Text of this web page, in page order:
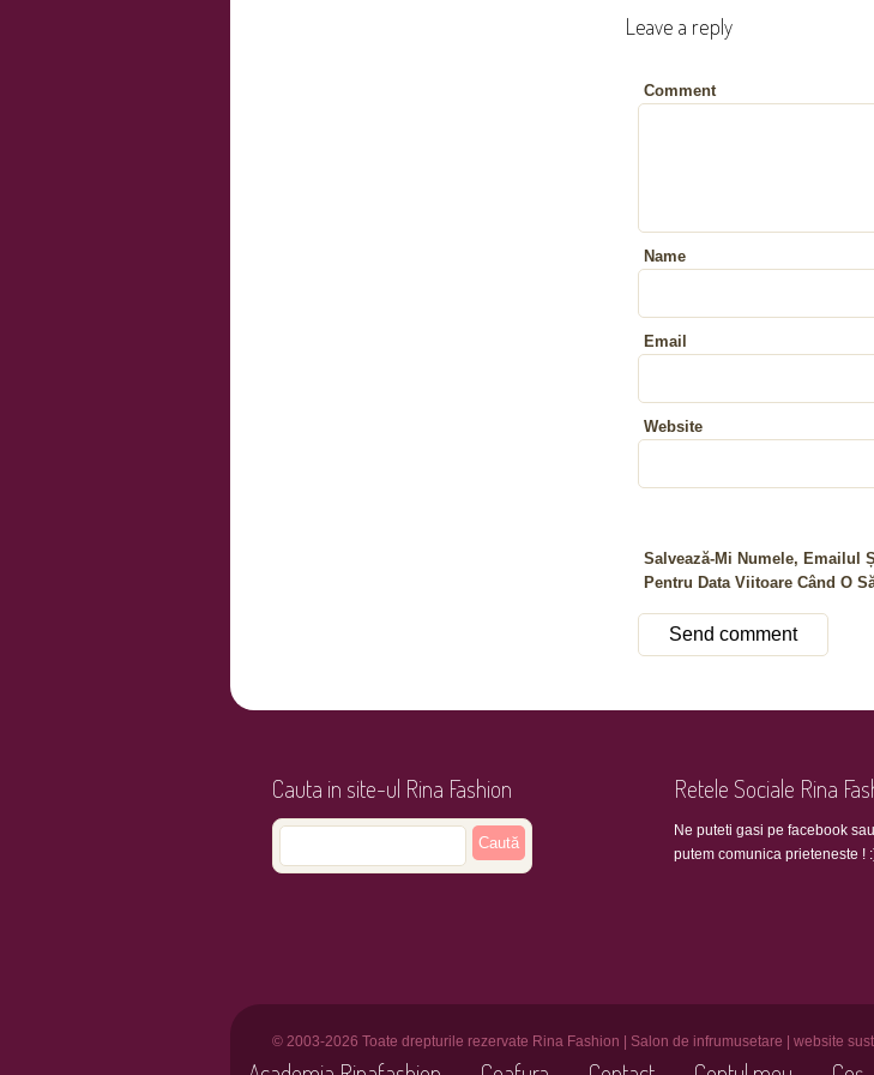
Leave a reply
Comment
Name
Email
Website
Salvează-Mi Numele, Emailul
Pentru Data Viitoare Când O
Cauta in site-ul Rina Fashion Retele Sociale Rina
Ne puteti gasi pe facebook
putem comunica prieteneste !
© 2003-2026 Toate drepturile rezervate Rina Fashion | Salon de infrumusetare | website